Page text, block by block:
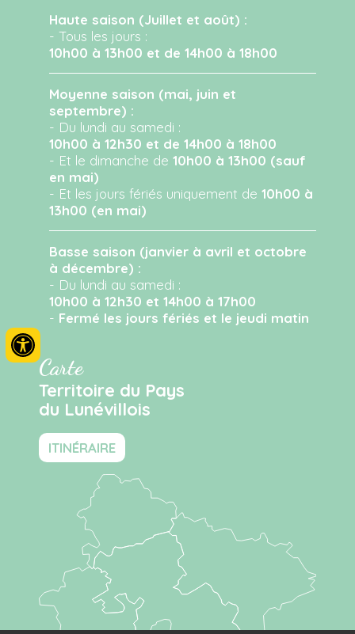
Haute saison (Juillet et août) :
- Tous les jours :
10h00 à 13h00 et de 14h00 à 18h00
Moyenne saison (mai, juin et
septembre) :
- Du lundi au samedi :
10h00 à 12h30 et de 14h00 à 18h00
- Et le dimanche de10h00 à 13h00 (sauf
en mai)
- Et les jours fériés uniquement de10h00 à
13h00 (en mai)
Basse saison (janvier à avril et octobre
à décembre) :
- Du lundi au samedi :
10h00 à 12h30 et 14h00 à 17h00
- Fermé les jours fériés et le jeudi matin
Carte
Territoire du Pays
du Lunévillois
ITINÉRAIRE